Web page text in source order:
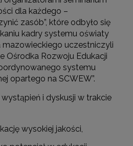
dla każdego –
zasób”, które odbyło się
kadry systemu oświaty
uczestniczyli
Ośrodka Rozwoju Edukacji
systemu
opartego na SCWEW”.
i dyskusji w trakcie
wysokiej jakości,